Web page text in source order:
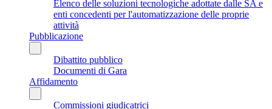
Elenco delle soluzioni tecnologiche adottate dalle SA e
enti concedenti per l'automatizzazione delle proprie
attività
Pubblicazione
Dibattito pubblico
Documenti di Gara
Affidamento
Commissioni giudicatrici